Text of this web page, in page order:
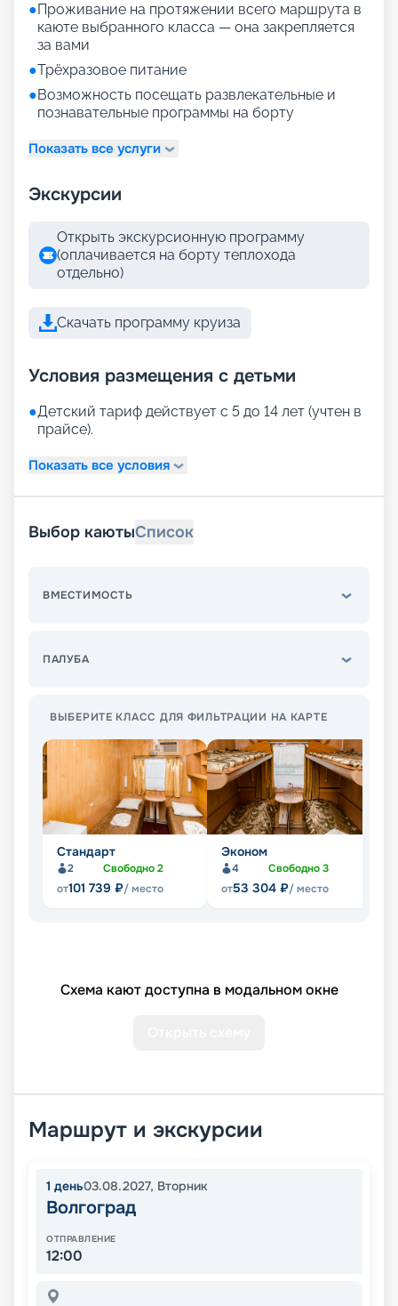
●Проживание на протяжении всего маршрута в
каюте выбранного класса — она закрепляется
за вами
●Трёхразовое питание
●Возможность посещать развлекательные и
познавательные программы на борту
Показать все услуги
Экскурсии
Открыть экскурсионную программу
(оплачивается на борту теплохода
отдельно)
Скачать программу круиза
Условия размещения с детьми
●Детский тариф действует с 5 до 14 лет (учтен в
прайсе).
Показать все условия
Выбор каютыСписок
ВМЕСТИМОСТЬ
ПАЛУБА
ВЫБЕРИТЕ КЛАСС ДЛЯ ФИЛЬТРАЦИИ НА КАРТЕ
Стандарт
2 Свободно2
от101 739 ₽/ место
Эконом
4 Свободно3
от53 304 ₽/ место
Схема кают доступна в модальном окне
Маршрут и экскурсии
1 день03.08.2027, Вторник
Волгоград
ОТПРАВЛЕНИЕ
12:00